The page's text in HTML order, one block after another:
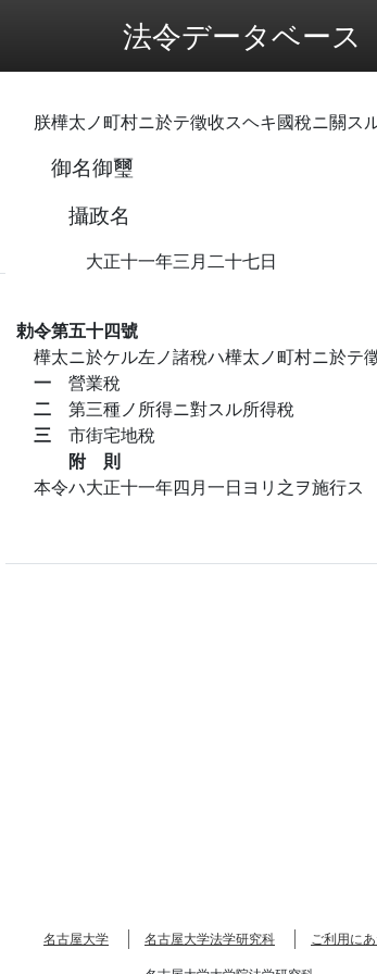
法令データベース
朕樺太ノ町村ニ於テ徵收スヘキ國稅ニ關ス
御名御璽
攝政名
大正十一年三月二十七日
勅令第五十四號
樺太ニ於ケル左ノ諸稅ハ樺太ノ町村ニ於テ
一 營業稅
二 第三種ノ所得ニ對スル所得稅
三 市街宅地稅
附 則
本令ハ大正十一年四月一日ヨリ之ヲ施行ス
名古屋大学 名古屋大学法学研究科
ご利用に